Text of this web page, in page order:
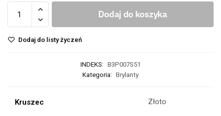
Dodaj do koszyka
Dodaj do listy życzeń
INDEKS: B3P007S51
Kategoria: Brylanty
Kruszec Złoto